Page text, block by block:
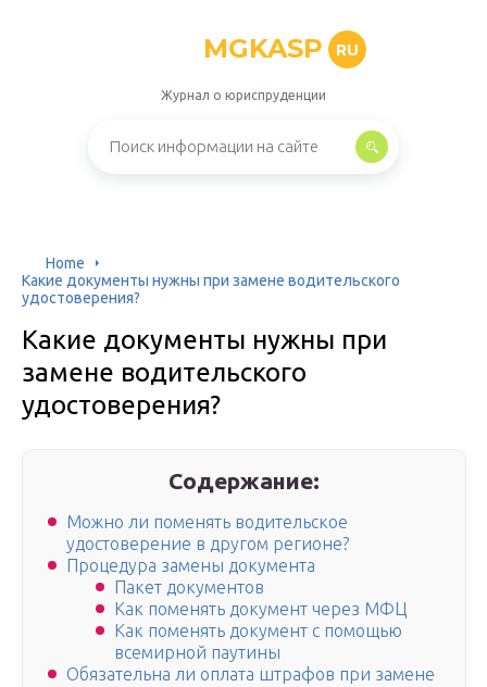
MGKASP RU
Журнал о юриспруденции
Home
Какие документы нужны при замене водительского
удостоверения?
Какие документы нужны при
замене водительского
удостоверения?
Содержание:
Можно ли поменять водительское
удостоверение в другом регионе?
Процедура замены документа
Пакет документов
Как поменять документ через МФЦ
Как поменять документ с помощью
всемирной паутины
Обязательна ли оплата штрафов при замене